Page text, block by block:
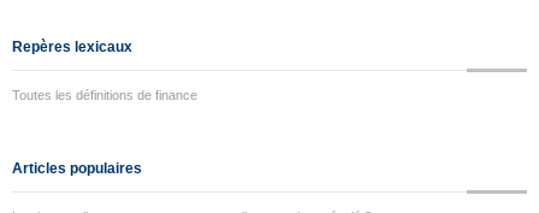
Repères lexicaux
Toutes les définitions de finance
Articles populaires